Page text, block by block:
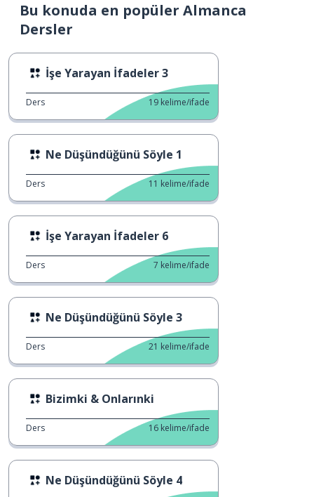
Bu konuda en popüler Almanca
Dersler
İşe Yarayan İfadeler 3
Ders 19 kelime/ifade
Ne Düşündüğünü Söyle 1
Ders 11 kelime/ifade
İşe Yarayan İfadeler 6
Ders 7 kelime/ifade
Ne Düşündüğünü Söyle 3
Ders 21 kelime/ifade
Bizimki & Onlarınki
Ders 16 kelime/ifade
Ne Düşündüğünü Söyle 4